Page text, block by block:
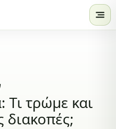
Τι τρώμε και
διακοπές;